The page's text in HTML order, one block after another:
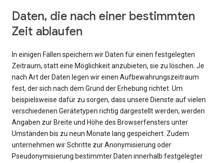
Daten, die nach einer bestimmten
Zeit ablaufen
In einigen Fällen speichern wir Daten für einen festgelegten
Zeitraum, statt eine Möglichkeit anzubieten, sie zu löschen. Je
nach Art der Daten legen wir einen Aufbewahrungszeitraum
fest, der sich nach dem Grund der Erhebung richtet. Um
beispielsweise dafür zu sorgen, dass unsere Dienste auf vielen
verschiedenen Gerätetypen richtig dargestellt werden, werden
Angaben zur Breite und Höhe des Browserfensters unter
Umständen bis zu neun Monate lang gespeichert. Zudem
unternehmen wir Schritte zur Anonymisierung oder
Pseudonymisierung bestimmter Daten innerhalb festgelegter